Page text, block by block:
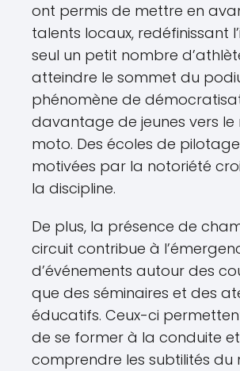
ont permis de mettre en
talents locaux, redéfinissant
seul un petit nombre
atteindre le sommet du
phénomène de
davantage de jeunes vers le
moto. Des écoles de
motivées par la notoriété
la discipline.
De plus, la présence de
circuit contribue à
d’événements autour des
que des séminaires et des
éducatifs. Ceux-ci
de se former à la conduite
comprendre les subtilités du